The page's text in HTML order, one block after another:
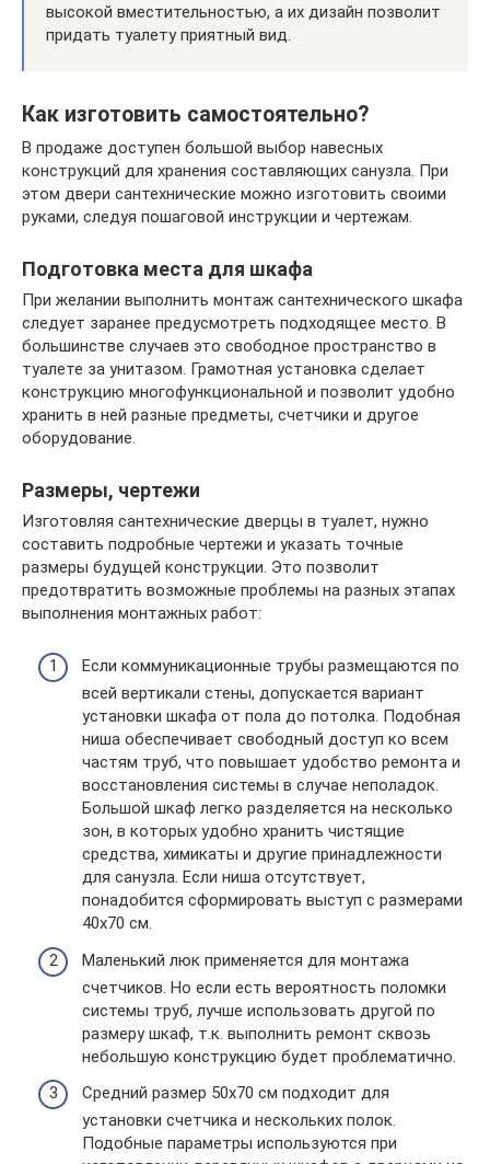
высокой вместительностью, а их дизайн позволит
придать туалету приятный вид.
Как изготовить самостоятельно?
В продаже доступен большой выбор навесных
конструкций для хранения составляющих санузла. При
этом двери сантехнические можно изготовить своими
руками, следуя пошаговой инструкции и чертежам.
Подготовка места для шкафа
При желании выполнить монтаж сантехнического шкафа
следует заранее предусмотреть подходящее место. В
большинстве случаев это свободное пространство в
туалете за унитазом. Грамотная установка сделает
конструкцию многофункциональной и позволит удобно
хранить в ней разные предметы, счетчики и другое
оборудование.
Размеры, чертежи
Изготовляя сантехнические дверцы в туалет, нужно
составить подробные чертежи и указать точные
размеры будущей конструкции. Это позволит
предотвратить возможные проблемы на разных этапах
выполнения монтажных работ:
Если коммуникационные трубы размещаются по
всей вертикали стены, допускается вариант
установки шкафа от пола до потолка. Подобная
ниша обеспечивает свободный доступ ко всем
частям труб, что повышает удобство ремонта и
восстановления системы в случае неполадок.
Большой шкаф легко разделяется на несколько
зон, в которых удобно хранить чистящие
средства, химикаты и другие принадлежности
для санузла. Если ниша отсутствует,
понадобится сформировать выступ с размерами
40х70 см.
Маленький люк применяется для монтажа
счетчиков. Но если есть вероятность поломки
системы труб, лучше использовать другой по
размеру шкаф, т.к. выполнить ремонт сквозь
небольшую конструкцию будет проблематично.
Средний размер 50х70 см подходит для
установки счетчика и нескольких полок.
Подобные параметры используются при